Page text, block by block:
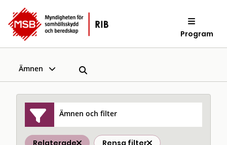
Program
Ämnen
Ämnen och filter
Relaterade Rensa filter